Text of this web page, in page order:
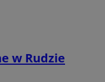
w Rudzie